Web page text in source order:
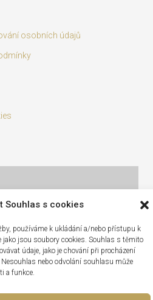
Souhlas s cookies
používáme k ukládání a/nebo přístupu k
jako jsou soubory cookies. Souhlas s těmito
údaje, jako je chování při procházení
nebo odvolání souhlasu může
a funkce.
osobních údajů